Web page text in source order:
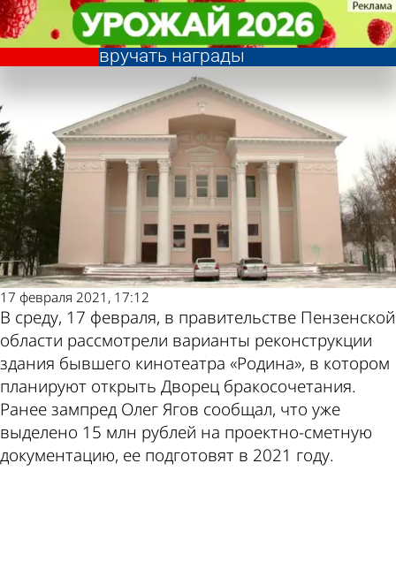
В будущем Дворце
бракосочетания планируют
вручать награды
Общество
17 февраля 2021, 17:12
В среду, 17 февраля, в правительстве Пензенской
области рассмотрели варианты реконструкции
здания бывшего кинотеатра «Родина», в котором
планируют открыть Дворец бракосочетания.
Ранее зампред Олег Ягов сообщал, что уже
выделено 15 млн рублей на проектно-сметную
документацию, ее подготовят в 2021 году.
В будущем Дворце
бракосочетания планируют
вручать награды
Общество
Другие новости
по теме
Погода и курсы
валют в Пензе